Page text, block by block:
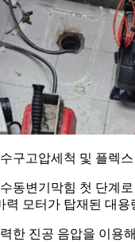
구고압세척 및 플렉
동변기막힘 첫 단계
력 모터가 탑재된 대
한 진공 음압을 이용